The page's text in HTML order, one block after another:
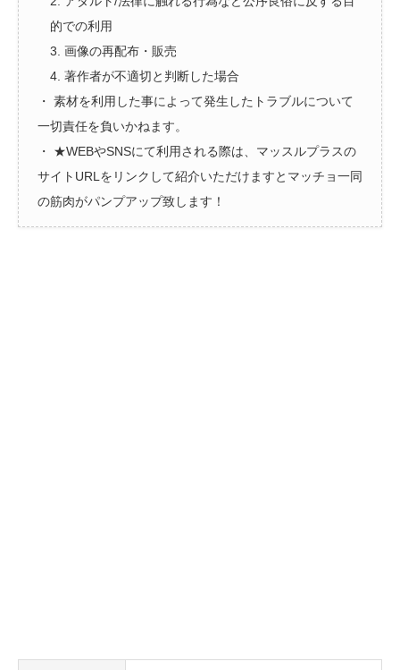
的での利用
3. 画像の再配布・販売
4. 著作者が不適切と判断した場合
・ 素材を利用した事によって発生したトラブルについて
一切責任を負いかねます。
・ ★WEBやSNSにて利用される際は、マッスルプラスの
サイトURLをリンクして紹介いただけますとマッチョ一同
の筋肉がパンプアップ致します！